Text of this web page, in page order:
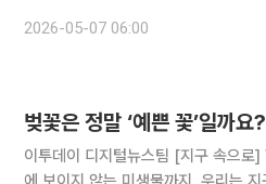
확신한다. 이러한 무의식적인 ‘기대치
2026-05-07 06:00
벚꽃은 정말 ‘예쁜 꽃’일까
이투데이 디지털뉴스팀 [지구 속으로] VOL. 01 벚꽃은 정말 ‘예쁜’ 꽃일까? 동물과 식물, 그리고 눈